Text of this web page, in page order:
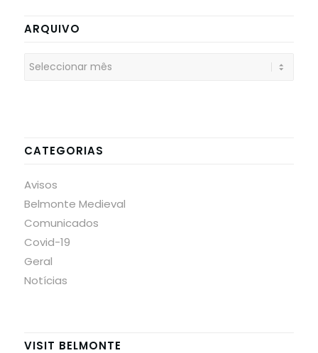
ARQUIVO
CATEGORIAS
Avisos
Belmonte Medieval
Comunicados
Covid-19
Geral
Notícias
VISIT BELMONTE